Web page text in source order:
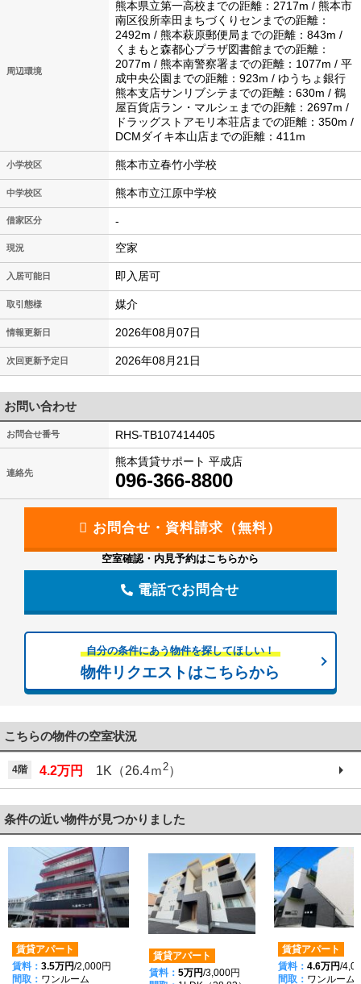
周辺環境
熊本県立第一高校までの距離：2717m / 熊本市
南区役所幸田まちづくりセンまでの距離：
2492m / 熊本萩原郵便局までの距離：843m /
くまもと森都心プラザ図書館までの距離：
2077m / 熊本南警察署までの距離：1077m / 平
成中央公園までの距離：923m / ゆうちょ銀行
熊本支店サンリブシテまでの距離：630m / 鶴
屋百貨店ラン・マルシェまでの距離：2697m /
ドラッグストアモリ本荘店までの距離：350m /
DCMダイキ本山店までの距離：411m
小学校区 熊本市立春竹小学校
中学校区 熊本市立江原中学校
借家区分 -
現況 空家
入居可能日 即入居可
取引態様 媒介
情報更新日 2026年08月07日
次回更新予定日 2026年08月21日
お問い合わせ
お問合せ番号 RHS-TB107414405
連絡先
熊本賃貸サポート 平成店
096-366-8800
空室確認・内見予約はこちらから
電話でお問合せ
自分の条件にあう物件を探してほしい！
物件リクエストはこちらから
こちらの物件の空室状況
4階 4.2万円 1K（26.4ｍ2）
条件の近い物件が見つかりました
賃貸アパート
賃料： 3.5万円/2,000円
間取： ワンルーム
賃貸アパート
賃料： 5万円/3,000円
賃貸アパート
賃料： 4.6万円/
間取： ワンルーム